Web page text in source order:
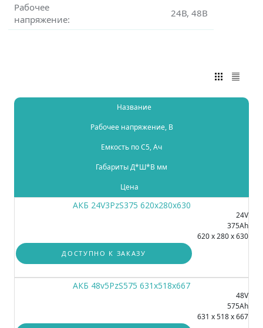
Рабочее
напряжение:
24В, 48В
Название
Рабочее напряжение, В
Емкость по C5, Ач
Габариты Д*Ш*В мм
Цена
АКБ 24V3PzS375 620x280x630
24V
375Ah
620 x 280 x 630
ДОСТУПНО К ЗАКАЗУ
АКБ 48v5PzS575 631x518x667
48V
575Ah
631 x 518 x 667